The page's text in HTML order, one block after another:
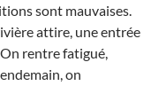
sont mauvaises.
attire, une entrée
rentre fatigué,
on